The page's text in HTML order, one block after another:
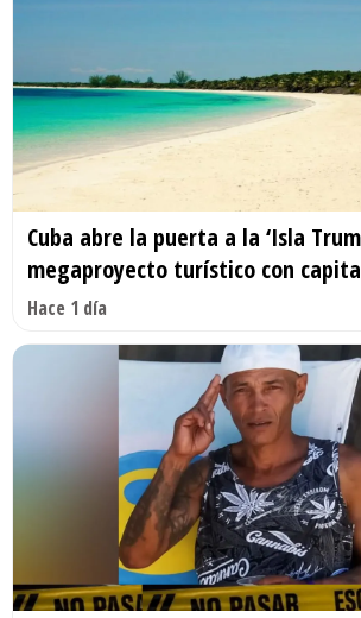
Cuba abre la puerta a la ‘Isla
megaproyecto turístico con
Hace 1 día